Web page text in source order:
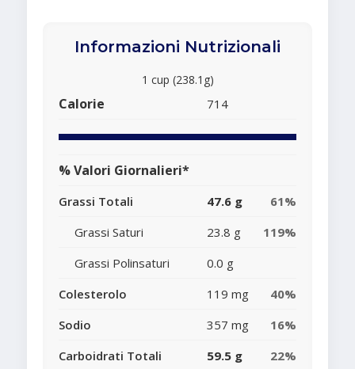
Informazioni Nutrizionali
1 cup (238.1g)
Calorie 714
% Valori Giornalieri*
Grassi Totali 47.6 g
61%
Grassi Saturi
23.8 g
119%
Grassi Polinsaturi
0.0 g
Colesterolo
119 mg
40%
Sodio
357 mg
16%
Carboidrati Totali
59.5 g
22%